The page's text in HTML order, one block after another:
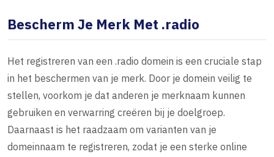
Bescherm Je Merk Met .radio
Het registreren van een .radio domein is een cruciale stap
in het beschermen van je merk. Door je domein veilig te
stellen, voorkom je dat anderen je merknaam kunnen
gebruiken en verwarring creëren bij je doelgroep.
Daarnaast is het raadzaam om varianten van je
domeinnaam te registreren, zodat je een sterke online